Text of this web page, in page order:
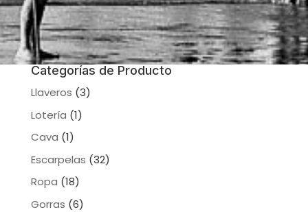
Categorías de Producto
Llaveros (3)
Lotería (1)
Cava (1)
Escarpelas (32)
Ropa (18)
Gorras (6)